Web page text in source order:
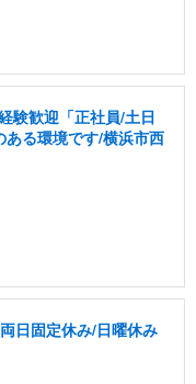
験歓迎「正社員/土日
る環境です/横浜市西
日固定休み/日曜休み